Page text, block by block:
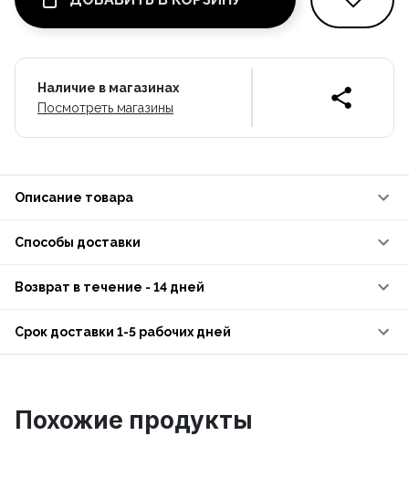
Наличие в магазинах
Посмотреть магазины
Описание товара
Способы доставки
Возврат в течение - 14 дней
Срок доставки 1-5 рабочих дней
Похожие продукты